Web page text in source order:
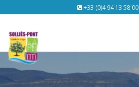
+33 (0)4 94 13 58 00